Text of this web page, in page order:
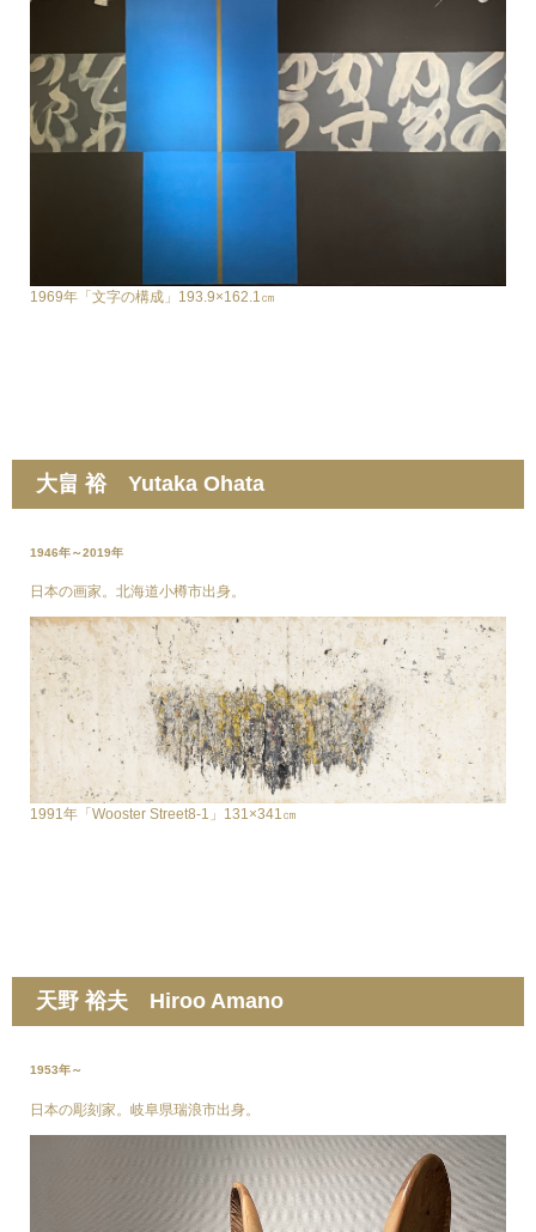
1969年「文字の構成」193.9×162.1㎝
大畠 裕 Yutaka Ohata
1946年～2019年
日本の画家。北海道小樽市出身。
1991年「Wooster Street8-1」131×341㎝
天野 裕夫 Hiroo Amano
1953年～
日本の彫刻家。岐阜県瑞浪市出身。